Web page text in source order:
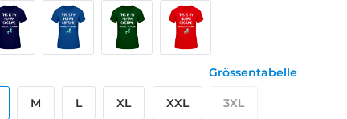
Grössentabelle
M L XL XXL 3XL